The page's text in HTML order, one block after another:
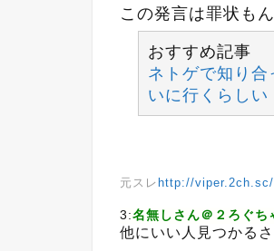
この発言は罪状も
おすすめ記事
ネトゲで知り
いに行くらしい
元スレ http://
3:名無しさん＠２ろぐち
他にいい人見つかる